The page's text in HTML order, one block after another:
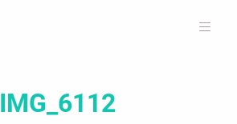
IMG_6112